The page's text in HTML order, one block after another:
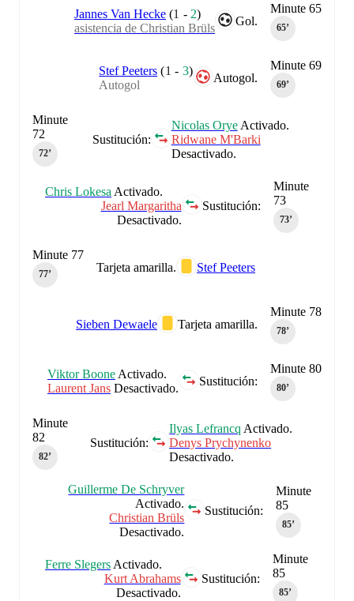
Minute 65
65‎’‎
Gol.
Jannes Van Hecke (1 - 2)
asistencia de Christian Brüls
Minute 69
69‎’‎
Autogol.
Stef Peeters (1 - 3)
Autogol
Sustitución:
Nicolas OryeActivado.
Ridwane M'Barki
Desactivado.
Minute
72
72‎’‎
Minute
73
73‎’‎
Sustitución:
Chris Lokesa Activado.
Jearl Margaritha
Desactivado.
Tarjeta amarilla. Stef Peeters
Minute 77
77‎’‎
Minute 78
78‎’‎
Tarjeta amarilla.
Sieben Dewaele
Minute 80
80‎’‎
Sustitución:
Viktor Boone Activado.
Laurent Jans Desactivado.
Sustitución:
Ilyas Lefrancq Activado.
Denys Prychynenko
Desactivado.
Minute
82
82‎’‎
Minute
85
85‎’‎
Sustitución:
Guillerme De Schryver
Activado.
Christian Brüls
Desactivado.
Minute
85
85‎’‎
Sustitución:
Ferre Slegers Activado.
Kurt Abrahams
Desactivado.